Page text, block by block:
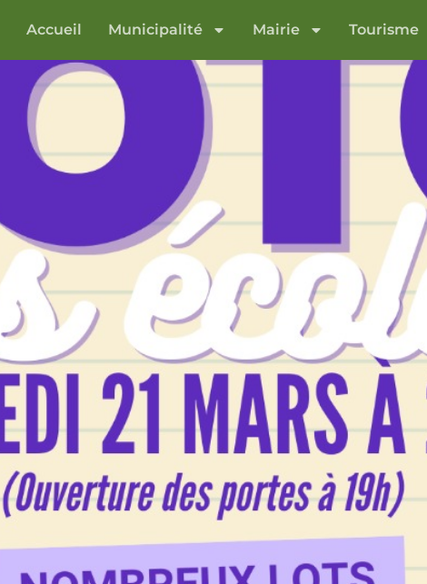
Accueil Municipalité Mairie Tourisme